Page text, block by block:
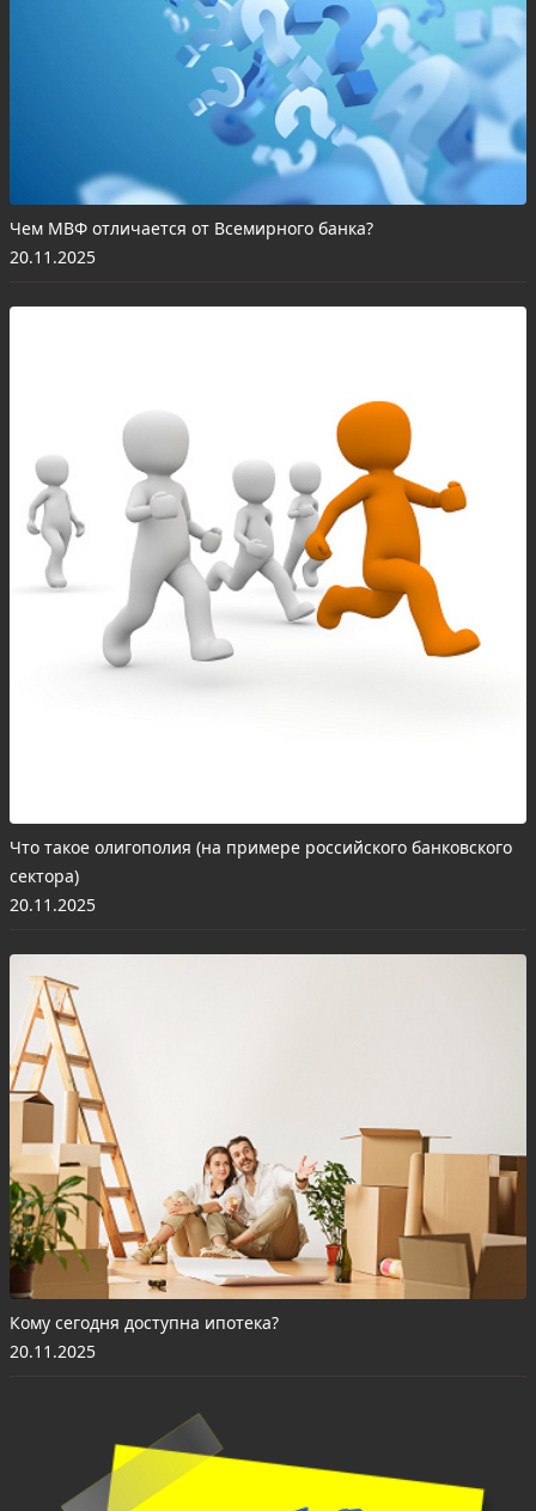
Чем МВФ отличается от Всемирного банка?
20.11.2025
Что такое олигополия (на примере российского банковского
сектора)
20.11.2025
Кому сегодня доступна ипотека?
20.11.2025